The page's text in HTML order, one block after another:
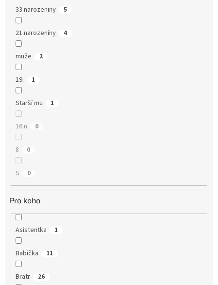
33.narozeniny 5
21.narozeniny 4
muže 2
19. 1
Starší mu 1
16.n 0
8 0
S 0
Pro koho
Asistentka 1
Babička 11
Bratr 26